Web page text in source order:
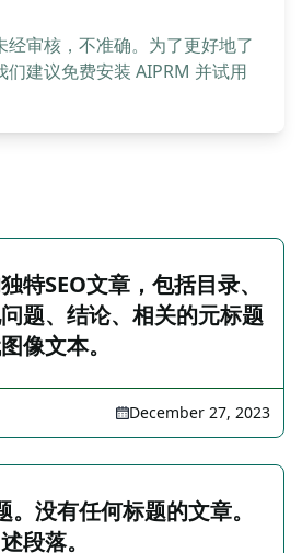
经审核，不准确。为了更好地了
们建议免费安装 AIPRM 并试用
特SEO文章，包括目录、
题、结论、相关的元标题
像文本。
December 27, 2023
没有任何标题的文章。
段落。